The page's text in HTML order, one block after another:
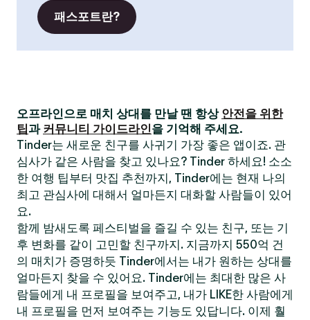
패스포트란?
오프라인으로 매치 상대를 만날 땐 항상 안전을 위한
팁과 커뮤니티 가이드라인을 기억해 주세요.
Tinder는 새로운 친구를 사귀기 가장 좋은 앱이죠. 관
심사가 같은 사람을 찾고 있나요? Tinder 하세요! 소소
한 여행 팁부터 맛집 추천까지, Tinder에는 현재 나의
최고 관심사에 대해서 얼마든지 대화할 사람들이 있어
요.
함께 밤새도록 페스티벌을 즐길 수 있는 친구, 또는 기
후 변화를 같이 고민할 친구까지. 지금까지 550억 건
의 매치가 증명하듯 Tinder에서는 내가 원하는 상대를
얼마든지 찾을 수 있어요. Tinder에는 최대한 많은 사
람들에게 내 프로필을 보여주고, 내가 LIKE한 사람에게
내 프로필을 먼저 보여주는 기능도 있답니다. 이제 훨